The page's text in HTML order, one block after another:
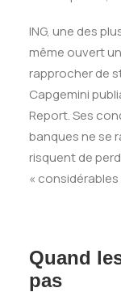
ING, une des
même ouvert
rapprocher de
Capgemini
Report. Ses
banques ne se
risquent de
« considérables
Quand
pas